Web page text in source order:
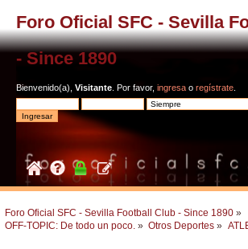
Foro Oficial SFC - Sevilla
- Since 1890
Bienvenido(a), Visitante . Por favor, ingresa o regístrate
Foro Oficial SFC - Sevilla Football Club - Since 1890 »
OFF-TOPIC: De todo un poco. » Otros Deportes »